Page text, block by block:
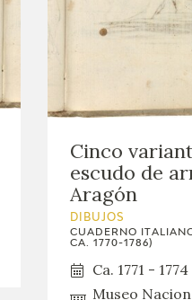
Cinco
escudo de
Aragón
DIBUJOS
CUADERNO
CA. 1770-1786)
Ca. 1771 - 1774
Museo